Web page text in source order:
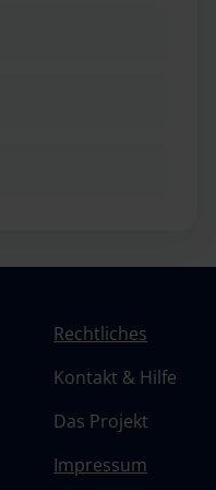
Rechtliches
Kontakt & Hilfe
Das Projekt
Impressum